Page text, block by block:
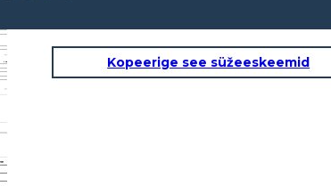
Enter Text Here Kopeerige see süžeeskeemid